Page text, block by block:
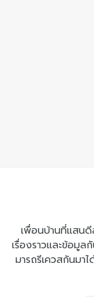
เพื่อนบ้านที่แสนดี
เรื่องราวและข้อมูล
มารถรีเควสกันมาไ